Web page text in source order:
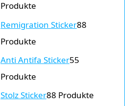
Produkte
Remigration Sticker88
Produkte
Anti Antifa Sticker55
Produkte
Stolz Sticker88 Produkte